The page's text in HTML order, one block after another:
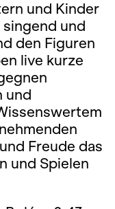
und Kinder
und
den Figuren
live kurze
und
Freude das
und Spielen